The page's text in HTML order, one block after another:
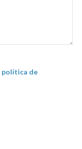
política de